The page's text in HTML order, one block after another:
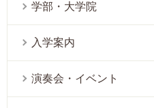
学部・大学院
入学案内
演奏会・イベント